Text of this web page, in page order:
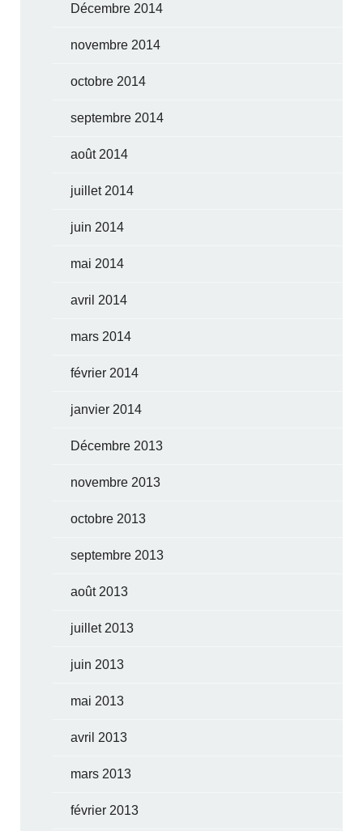
Décembre 2014
novembre 2014
octobre 2014
septembre 2014
août 2014
juillet 2014
juin 2014
mai 2014
avril 2014
mars 2014
février 2014
janvier 2014
Décembre 2013
novembre 2013
octobre 2013
septembre 2013
août 2013
juillet 2013
juin 2013
mai 2013
avril 2013
mars 2013
février 2013